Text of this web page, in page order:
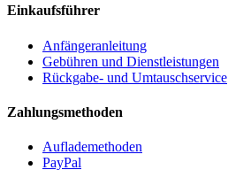
Einkaufsführer
Anfängeranleitung
Gebühren und Dienstleistungen
Rückgabe- und Umtauschservice
Zahlungsmethoden
Auflademethoden
PayPal